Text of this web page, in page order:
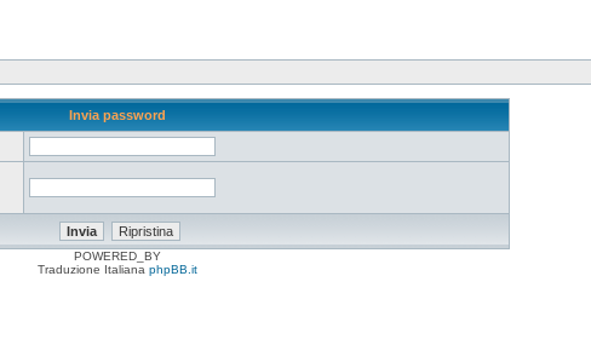
Invia password
POWERED_BY
Traduzione Italiana phpBB.it